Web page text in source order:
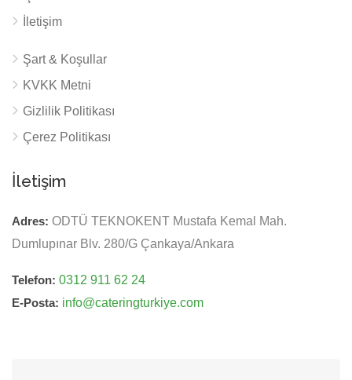
İletişim
Şart & Koşullar
KVKK Metni
Gizlilik Politikası
Çerez Politikası
İletişim
Adres: ODTÜ TEKNOKENT Mustafa Kemal Mah.
Dumlupınar Blv. 280/G Çankaya/Ankara
Telefon: 0312 911 62 24
E-Posta: info@cateringturkiye.com